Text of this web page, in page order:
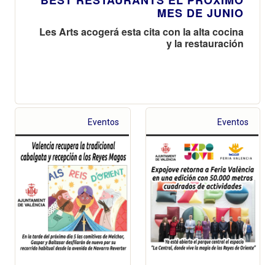
MES DE JUNIO
Les Arts acogerá esta cita con la alta cocina
y la restauración
Eventos Eventos